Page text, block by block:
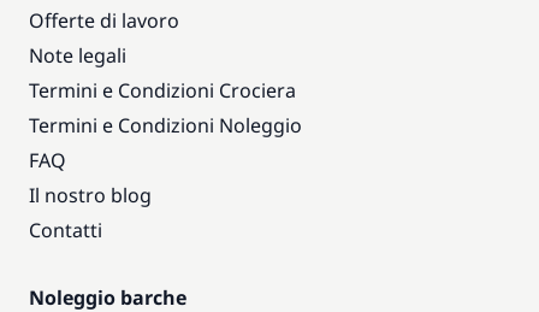
Offerte di lavoro
Note legali
Termini e Condizioni Crociera
Termini e Condizioni Noleggio
FAQ
Il nostro blog
Contatti
Noleggio barche